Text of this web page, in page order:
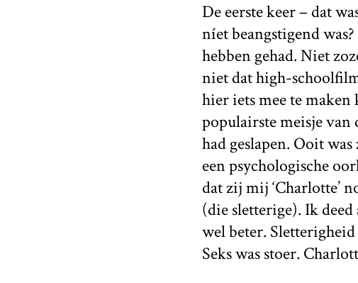
De eerste keer – dat
níet beangstigend
hebben gehad. Niet
niet dat high-
hier iets mee te
populairste meisje van
had geslapen. Ooit
een psychologische
dat zij mij ‘Charlotte’
(die sletterige). Ik
wel beter.
Seks was stoer.